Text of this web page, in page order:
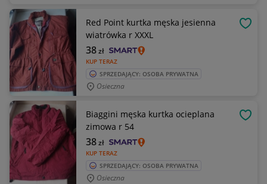
Red Point kurtka męska jesienna
wiatrówka r XXXL
KUP TERAZ
38zł
SPRZEDAJĄCY: OSOBA PRYWATNA
Osieczna
Biaggini męska kurtka ocieplana
zimowa r 54
KUP TERAZ
38zł
SPRZEDAJĄCY: OSOBA PRYWATNA
Osieczna